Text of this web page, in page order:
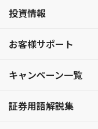
投資情報
お客様サポート
キャンペーン一覧
証券用語解説集